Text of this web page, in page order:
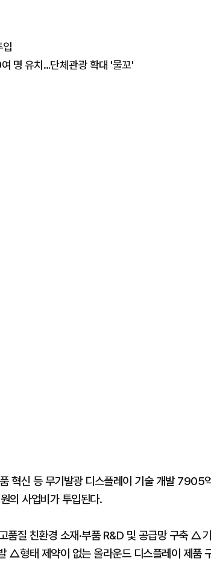
입
명 유치…단체관광 확대 '물꼬'
혁신 등 무기발광 디스플레이 기술 개발 7905
의 사업비가 투입된다.
질 친환경 소재·부품 R&D 및 공급망 구축 △기
△형태 제약이 없는 올라운드 디스플레이 제품